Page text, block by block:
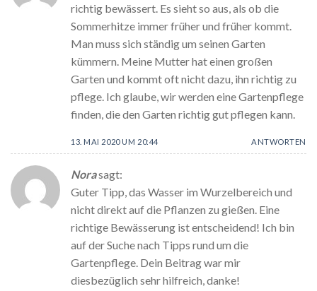
richtig bewässert. Es sieht so aus, als ob die
Sommerhitze immer früher und früher kommt.
Man muss sich ständig um seinen Garten
kümmern. Meine Mutter hat einen großen
Garten und kommt oft nicht dazu, ihn richtig zu
pflege. Ich glaube, wir werden eine Gartenpflege
finden, die den Garten richtig gut pflegen kann.
13. MAI 2020 UM 20:44 ANTWORTEN
Norasagt:
Guter Tipp, das Wasser im Wurzelbereich und
nicht direkt auf die Pflanzen zu gießen. Eine
richtige Bewässerung ist entscheidend! Ich bin
auf der Suche nach Tipps rund um die
Gartenpflege. Dein Beitrag war mir
diesbezüglich sehr hilfreich, danke!